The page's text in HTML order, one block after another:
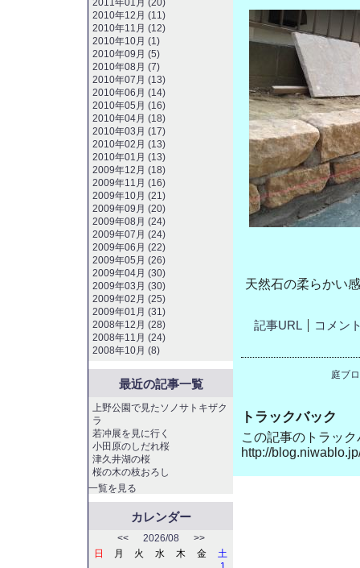
天然石の柔らかい
記事URL コメン
庭ブ
トラックバック
この記事のトラッ
http://
2011年01月 (20)
2010年12月 (11)
2010年11月 (12)
2010年10月 (1)
2010年09月 (5)
2010年08月 (7)
2010年07月 (13)
2010年06月 (14)
2010年05月 (16)
2010年04月 (18)
2010年03月 (17)
2010年02月 (13)
2010年01月 (13)
2009年12月 (18)
2009年11月 (16)
2009年10月 (21)
2009年09月 (20)
2009年08月 (24)
2009年07月 (24)
2009年06月 (22)
2009年05月 (26)
2009年04月 (30)
2009年03月 (30)
2009年02月 (25)
2009年01月 (31)
2008年12月 (28)
2008年11月 (24)
2008年10月 (8)
最近の記事一覧
上野公園で見たソノサトキザク
ラ
若冲展を見に行く
小田原のしだれ桜
津久井湖の桜
桜の木の枝おろし
一覧を見る
カレンダー
<<2026/08 >>
日
月 火 水 木 金
土